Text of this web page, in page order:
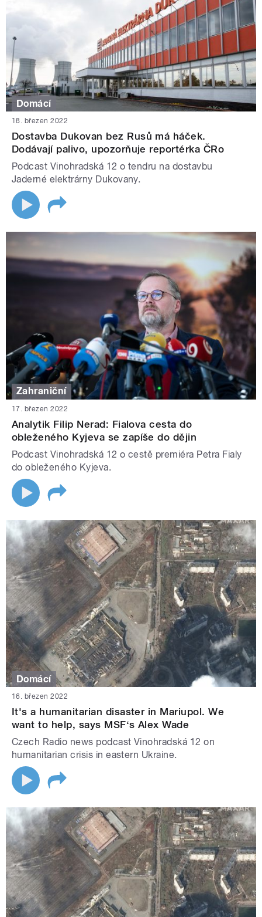
Domácí
18. březen 2022
Dostavba Dukovan bez Rusů má háček.
Dodávají palivo, upozorňuje reportérka ČRo
Podcast Vinohradská 12 o tendru na dostavbu
Jaderné elektrárny Dukovany.
Zahraniční
17. březen 2022
Analytik Filip Nerad: Fialova cesta do
obleženého Kyjeva se zapíše do dějin
Podcast Vinohradská 12 o cestě premiéra Petra Fialy
do obleženého Kyjeva.
Domácí
16. březen 2022
It's a humanitarian disaster in Mariupol. We
want to help, says MSF‘s Alex Wade
Czech Radio news podcast Vinohradská 12 on
humanitarian crisis in eastern Ukraine.